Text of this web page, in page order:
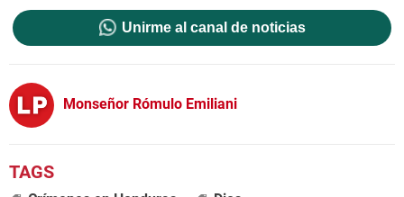
Unirme al canal de noticias
Monseñor Rómulo Emiliani